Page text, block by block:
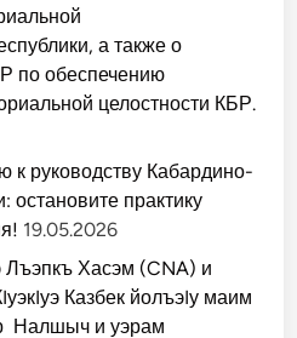
а также о
по обеспечению
целостности КБР.
руководству Кабардино-
остановите практику
19.05.2026
Хасэм (CNA) и
Казбек йолъэIу маим
Налшыч и уэрам